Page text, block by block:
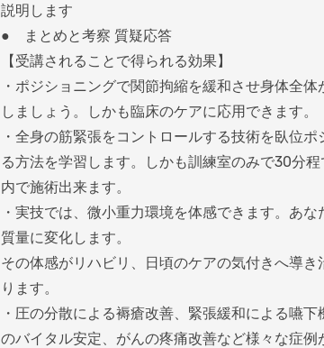
説明します
●　まとめと考察 質疑応答
【受講されることで得られる効果】
・ポジショニングで関節拘縮を緩和させ身体全
しましょう。しかも臨床のケアに応用できます。
・全身の筋緊張をコントロールする技術を臥位
る方法を学習します。しかも訓練室のみで30分
内で施術出来ます。
・実技では、微小重力環境を体感できます。あ
質量に変化します。
その体感がリハビリ、日頃のケアの気付きへ導
ります。
・圧の分散による褥瘡改善、緊張緩和による嚥
のバイタル安定、がんの疼痛改善など様々な症例